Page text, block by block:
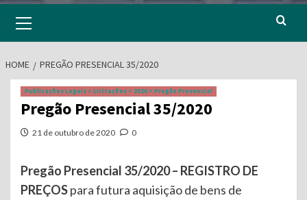
Menu
HOME PREGÃO PRESENCIAL 35/2020
Publicações Legais > Licitações > 2020 > Pregão Presencial
Pregão Presencial 35/2020
21 de outubro de 2020 0
Pregão Presencial 35/2020 – REGISTRO DE
PREÇOSpara futura aquisição de bens de